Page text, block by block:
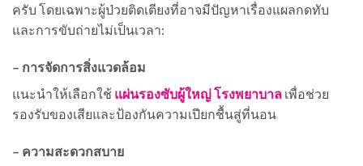
ครับ โดยเฉพาะผู้ป่วยติดเตียงที่อาจมีปัญหาเรื่องแผลกดทับ
และการขับถ่ายไม่เป็นเวลา:
– การจัดการสิ่งแวดล้อม
แนะนำให้เลือกใช้ แผ่นรองซับผู้ใหญ่ โรงพยาบาล เพื่อช่วย
รองรับของเสียและป้องกันความเปียกชื้นสู่ที่นอน
– ความสะดวกสบาย